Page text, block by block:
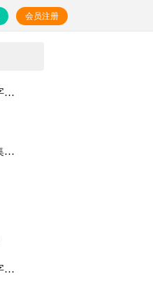
会员注册
【精华】小学生写人的作文400字（精选10篇）
【热门】清明节的作文400字合集六篇
【精品】小学生写人的作文500字（通用12篇）